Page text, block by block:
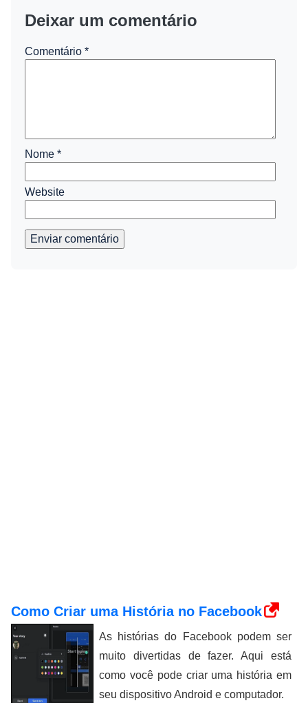
Deixar um comentário
Comentário *
Nome *
Website
Enviar comentário
Como Criar uma História no Facebook
As histórias do Facebook podem ser
muito divertidas de fazer. Aqui está
como você pode criar uma história em
seu dispositivo Android e computador.